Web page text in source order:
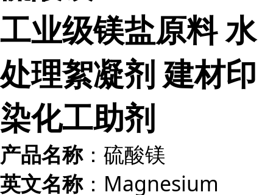
工业级镁盐原料 水
处理絮凝剂 建材印
染化工助剂
产品名称：硫酸镁
英文名称：Magnesium